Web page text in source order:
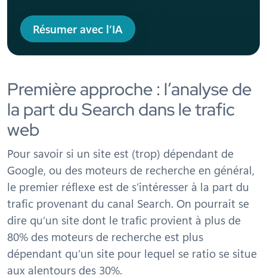
Résumer avec l’IA
Première approche : l’analyse de
la part du Search dans le trafic
web
Pour savoir si un site est (trop) dépendant de
Google, ou des moteurs de recherche en général,
le premier réflexe est de s’intéresser à la part du
trafic provenant du canal Search. On pourrait se
dire qu’un site dont le trafic provient à plus de
80% des moteurs de recherche est plus
dépendant qu’un site pour lequel se ratio se situe
aux alentours des 30%.